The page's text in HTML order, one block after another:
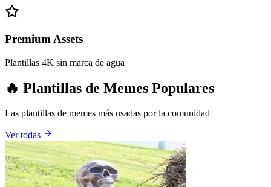
Premium Assets
Plantillas 4K sin marca de agua
🔥 Plantillas de Memes Populares
Las plantillas de memes más usadas por la comunidad
Ver todas